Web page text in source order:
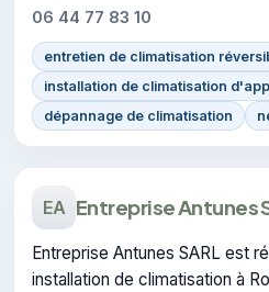
06 44 77 83 10
entretien de climatisation
installation de climatisation
dépannage de climatisation
EA Entreprise Antunes
Entreprise Antunes SARL est
installation de climatisation à